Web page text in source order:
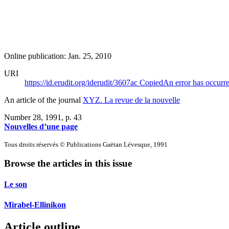
Online publication: Jan. 25, 2010
URI
https://id.erudit.org/iderudit/3607ac CopiedAn error has
An article of the journal XYZ. La revue de la nouvelle
Number 28, 1991 , p. 43
Nouvelles d’une page
Tous droits réservés © Publications Gaëtan Lévesque, 1991
Browse the articles in this issue
Le son
Mirabel-Ellinikon